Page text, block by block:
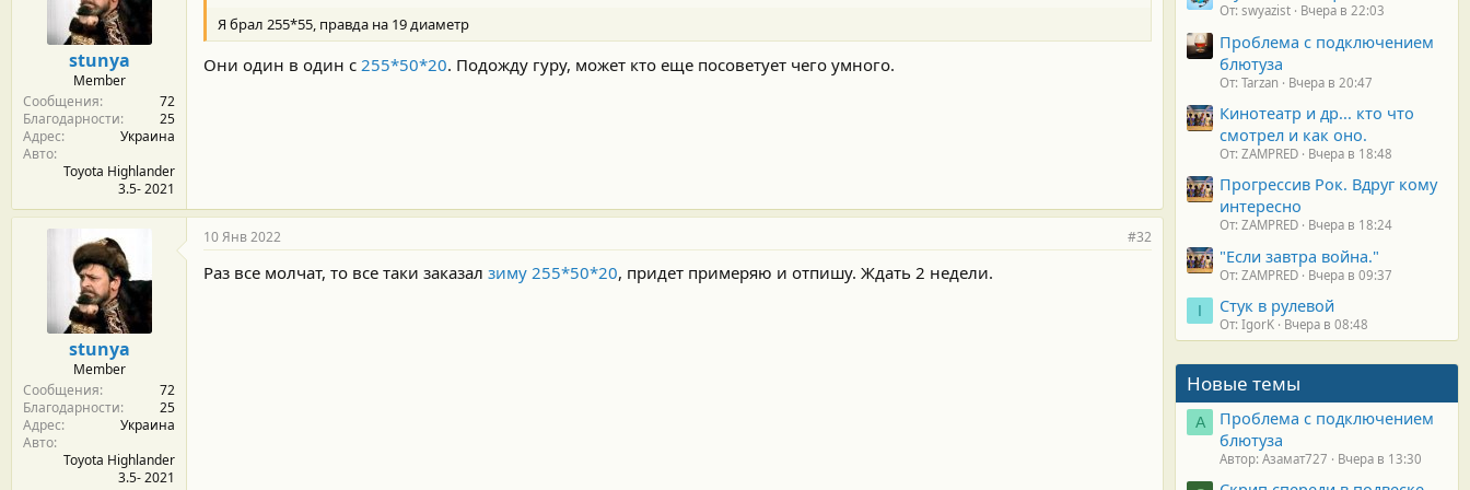
л
а
stunya
Member
Сообщения
72
Благодарности
25
Адрес
Украина
Авто
Toyota Highlander
3.5- 2021
Я брал 255*55, правда на 19 диаметр
Они один в один с 255*50*20. Подожду гуру, может кто еще посоветует чего умного.
stunya
Member
Сообщения
72
Благодарности
25
Адрес
Украина
Авто
Toyota Highlander
3.5- 2021
10 Янв 2022 #32
Раз все молчат, то все таки заказал зиму 255*50*20, придет примеряю и отпишу. Ждать 2 недели.
От: swyazist Вчера в 22:03
Проблема с подключением
блютуза
От: Tarzan Вчера в 20:47
Кинотеатр и др... кто что
смотрел и как оно.
От: ZAMPRED Вчера в 18:48
Прогрессив Рок. Вдруг кому
интересно
От: ZAMPRED Вчера в 18:24
"Если завтра война."
От: ZAMPRED Вчера в 09:37
I Стук в рулевой
От: IgorK Вчера в 08:48
Новые темы
А
Проблема с подключением
блютуза
Автор: Азамат727 Вчера в 13:30